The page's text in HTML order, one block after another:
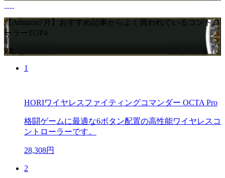
【Amazon7月】おすすめ記事からよく買われているコントロ
ーラーTOP4
PR
1
HORIワイヤレスファイティングコマンダー OCTA Pro
格闘ゲームに最適な6ボタン配置の高性能ワイヤレスコ
ントローラーです。
28,308円
2